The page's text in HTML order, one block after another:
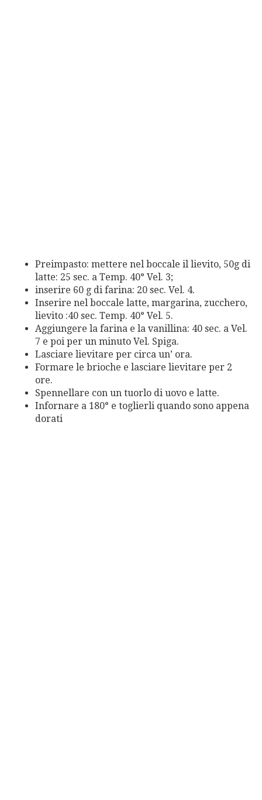
Preimpasto: mettere nel boccale il lievito, 50g di
latte: 25 sec. a Temp. 40° Vel. 3;
inserire 60 g di farina: 20 sec. Vel. 4.
Inserire nel boccale latte, margarina, zucchero,
lievito :40 sec. Temp. 40° Vel. 5.
Aggiungere la farina e la vanillina: 40 sec. a Vel.
7 e poi per un minuto Vel. Spiga.
Lasciare lievitare per circa un’ ora.
Formare le brioche e lasciare lievitare per 2
ore.
Spennellare con un tuorlo di uovo e latte.
Infornare a 180° e toglierli quando sono appena
dorati